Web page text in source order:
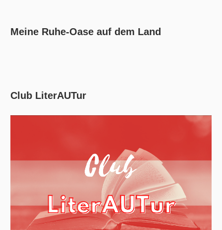
Meine Ruhe-Oase auf dem Land
Club LiterAUTur